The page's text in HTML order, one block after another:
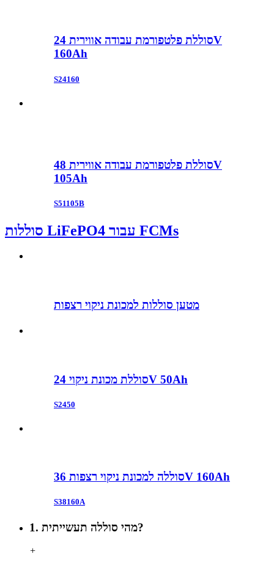
סוללת פלטפורמת עבודה אווירית 24V
160Ah
S24160
סוללת פלטפורמת עבודה אווירית 48V
105Ah
S51105B
סוללות LiFePO4 עבור FCMs
מטען סוללות למכונת ניקוי רצפות
סוללת מכונת ניקוי 24V 50Ah
S2450
סוללה למכונת ניקוי רצפות 36V 160Ah
S38160A
1. מהי סוללה תעשייתית?
+